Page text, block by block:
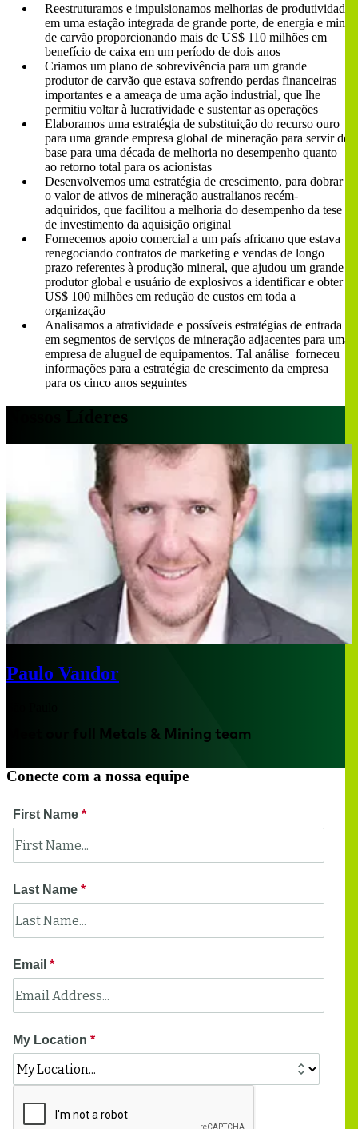
Reestruturamos e impulsionamos melhorias de produtividade
em uma estação integrada de grande porte, de energia e mina
de carvão proporcionando mais de US$ 110 milhões em
benefício de caixa em um período de dois anos
Criamos um plano de sobrevivência para um grande
produtor de carvão que estava sofrendo perdas financeiras
importantes e a ameaça de uma ação industrial, que lhe
permitiu voltar à lucratividade e sustentar as operações
Elaboramos uma estratégia de substituição do recurso ouro
para uma grande empresa global de mineração para servir de
base para uma década de melhoria no desempenho quanto
ao retorno total para os acionistas
Desenvolvemos uma estratégia de crescimento, para dobrar
o valor de ativos de mineração australianos recém-
adquiridos, que facilitou a melhoria do desempenho da tese
de investimento da aquisição original
Fornecemos apoio comercial a um país africano que estava
renegociando contratos de marketing e vendas de longo
prazo referentes à produção mineral, que ajudou um grande
produtor global e usuário de explosivos a identificar e obter
US$ 100 milhões em redução de custos em toda a
organização
Analisamos a atratividade e possíveis estratégias de entrada
em segmentos de serviços de mineração adjacentes para uma
empresa de aluguel de equipamentos. Tal análise forneceu
informações para a estratégia de crescimento da empresa
para os cinco anos seguintes
Nossos Líderes
Paulo Vandor
Meet our full Metals & Mining team
Conecte com a nossa equipe